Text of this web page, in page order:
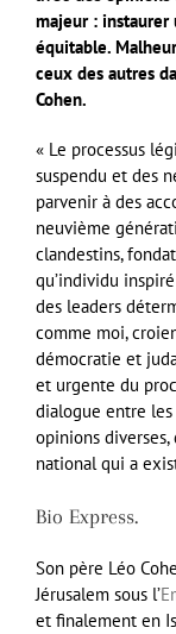
majeur : instaurer
équitable.
ceux des autres
Cohen.
« Le processus
suspendu et des
parvenir à des
neuvième
clandestins,
qu’individu
des leaders
comme moi,
démocratie et
et urgente du
dialogue entre
opinions diverses,
national qui a
Bio Express.
Son père Léo
Jérusalem sous l’
et finalement en